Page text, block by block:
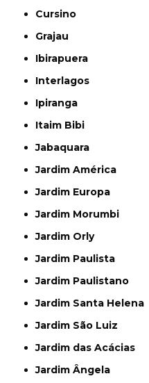
Cursino
Grajau
Ibirapuera
Interlagos
Ipiranga
Itaim Bibi
Jabaquara
Jardim América
Jardim Europa
Jardim Morumbi
Jardim Orly
Jardim Paulista
Jardim Paulistano
Jardim Santa Helena
Jardim São Luiz
Jardim das Acácias
Jardim Ângela